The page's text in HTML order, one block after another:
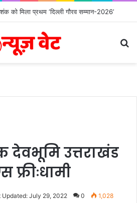
को मिला प्रथम ‘दिल्ली गौरव सम्मान-2026’
देवभूमि उत्तराखंड
फ्रीःधामी
Updated: July 29, 2022 0 1,028